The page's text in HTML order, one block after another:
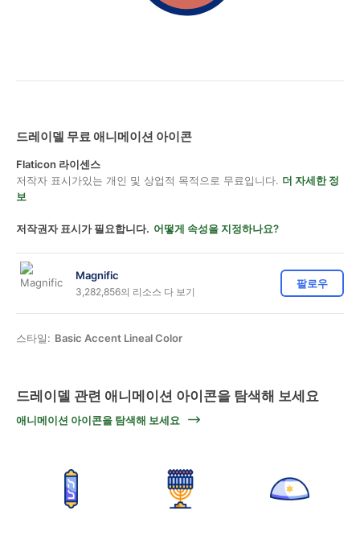
드레이델 무료 애니메이션 아이콘
Flaticon 라이센스
저작자 표시가있는 개인 및 상업적 목적으로 무료입니다. 더 자세한 정
보
저작권자 표시가 필요합니다. 어떻게 속성을 지정하나요?
Magnific
3,282,856의 리소스 다 보기
팔로우
스타일: Basic Accent Lineal Color
드레이델 관련 애니메이션 아이콘을 탐색해 보세요
애니메이션 아이콘을 탐색해 보세요